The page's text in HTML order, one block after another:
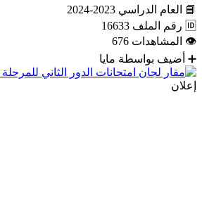
📘 العام الدراسي 2023-2024
🆔 رقم الملف 16633
👁 المشاهدات 676
➕ أضيف بواسطة مايا
إعلان